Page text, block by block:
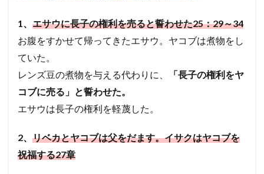
1、 エサウに長子の権利を売ると誓わせた25：29～34
お腹をすかせて帰ってきたエサウ。ヤコブは煮物をし
ていた。
レンズ豆の煮物を与える代わりに、
「長子の権利をヤ
コブに売る」と誓わせた。
エサウは長子の権利を軽蔑した。
2、 リベカとヤコブは父をだます。イサクはヤコブを
祝福する27章
信仰義認
罪の赦し 終末
イスラエル
使徒
エペソ 体 確信
失望
シュネムの女
処女マリヤ
報い 病気のいやし
再臨
異邦人
ステパノ
アハブ
ナアマン アザルヤ
最後の晩餐
計画 殉教
第３回伝道旅行
かぶり物